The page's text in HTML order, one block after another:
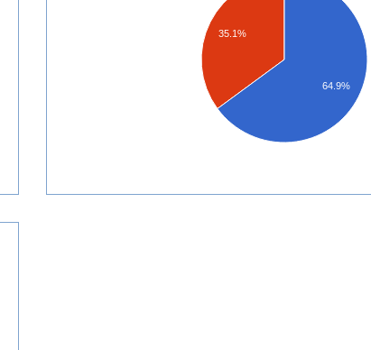
35.1%
64.9%